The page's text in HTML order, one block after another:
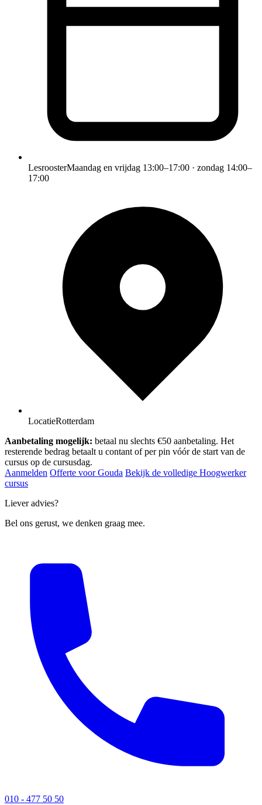
LesroosterMaandag en vrijdag 13:00–17:00 · zondag 14:00–
17:00
LocatieRotterdam
Aanbetaling mogelijk: betaal nu slechts €50 aanbetaling. Het
resterende bedrag betaalt u contant of per pin vóór de start van de
cursus op de cursusdag.
Aanmelden Offerte voor Gouda Bekijk de volledige Hoogwerker
cursus
Liever advies?
Bel ons gerust, we denken graag mee.
010 - 477 50 50